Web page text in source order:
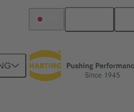
ー ドーターカード接続